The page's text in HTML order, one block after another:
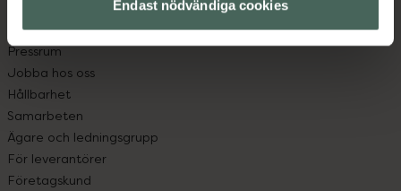
Endast nödvändiga cookies
Om oss
Pressrum
Jobba hos oss
Hållbarhet
Samarbeten
Ägare och ledningsgrupp
För leverantörer
Företagskund